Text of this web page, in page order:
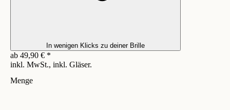
In wenigen Klicks zu deiner Brille
ab 49,90 € *
inkl. MwSt., inkl. Gläser.
Menge